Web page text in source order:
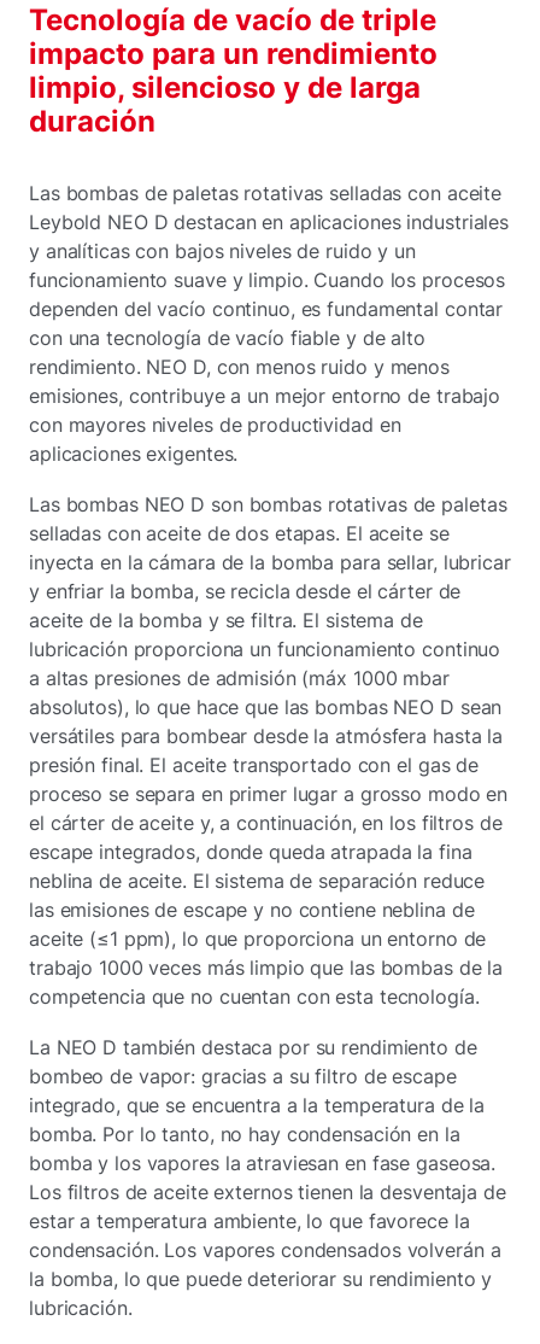
Tecnología de vacío de triple
impacto para un rendimiento
limpio, silencioso y de larga
duración
Las bombas de paletas rotativas selladas con aceite
Leybold NEO D destacan en aplicaciones industriales
y analíticas con bajos niveles de ruido y un
funcionamiento suave y limpio. Cuando los procesos
dependen del vacío continuo, es fundamental contar
con una tecnología de vacío fiable y de alto
rendimiento. NEO D, con menos ruido y menos
emisiones, contribuye a un mejor entorno de trabajo
con mayores niveles de productividad en
aplicaciones exigentes.
Las bombas NEO D son bombas rotativas de paletas
selladas con aceite de dos etapas. El aceite se
inyecta en la cámara de la bomba para sellar, lubricar
y enfriar la bomba, se recicla desde el cárter de
aceite de la bomba y se filtra. El sistema de
lubricación proporciona un funcionamiento continuo
a altas presiones de admisión (máx 1000 mbar
absolutos), lo que hace que las bombas NEO D sean
versátiles para bombear desde la atmósfera hasta la
presión final. El aceite transportado con el gas de
proceso se separa en primer lugar a grosso modo en
el cárter de aceite y, a continuación, en los filtros de
escape integrados, donde queda atrapada la fina
neblina de aceite. El sistema de separación reduce
las emisiones de escape y no contiene neblina de
aceite (≤1 ppm), lo que proporciona un entorno de
trabajo 1000 veces más limpio que las bombas de la
competencia que no cuentan con esta tecnología.
La NEO D también destaca por su rendimiento de
bombeo de vapor: gracias a su filtro de escape
integrado, que se encuentra a la temperatura de la
bomba. Por lo tanto, no hay condensación en la
bomba y los vapores la atraviesan en fase gaseosa.
Los filtros de aceite externos tienen la desventaja de
estar a temperatura ambiente, lo que favorece la
condensación. Los vapores condensados volverán a
la bomba, lo que puede deteriorar su rendimiento y
lubricación.